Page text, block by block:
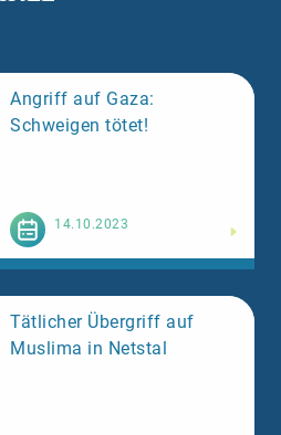
Angriff auf Gaza:
Schweigen tötet!
14.10.2023
Tätlicher Übergriff auf
Muslima in Netstal